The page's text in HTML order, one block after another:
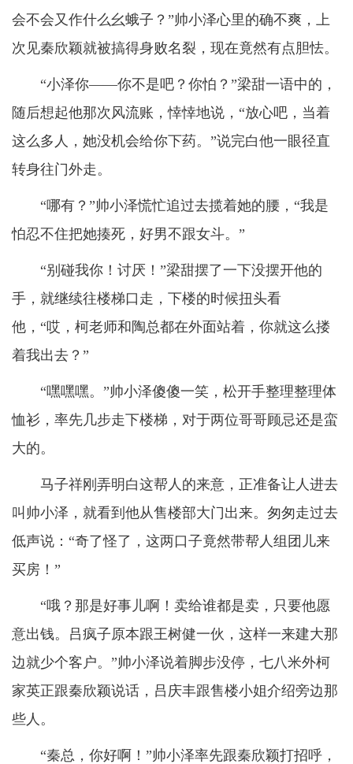
会不会又作什么幺蛾子？”帅小泽心里的确不爽，上
次见秦欣颖就被搞得身败名裂，现在竟然有点胆怯。
“小泽你——你不是吧？你怕？”梁甜一语中的，
随后想起他那次风流账，悻悻地说，“放心吧，当着
这么多人，她没机会给你下药。”说完白他一眼径直
转身往门外走。
“哪有？”帅小泽慌忙追过去揽着她的腰，“我是
怕忍不住把她揍死，好男不跟女斗。”
“别碰我你！讨厌！”梁甜摆了一下没摆开他的
手，就继续往楼梯口走，下楼的时候扭头看
他，“哎，柯老师和陶总都在外面站着，你就这么搂
着我出去？”
“嘿嘿嘿。”帅小泽傻傻一笑，松开手整理整理体
恤衫，率先几步走下楼梯，对于两位哥哥顾忌还是蛮
大的。
马子祥刚弄明白这帮人的来意，正准备让人进去
叫帅小泽，就看到他从售楼部大门出来。匆匆走过去
低声说：“奇了怪了，这两口子竟然带帮人组团儿来
买房！”
“哦？那是好事儿啊！卖给谁都是卖，只要他愿
意出钱。吕疯子原本跟王树健一伙，这样一来建大那
边就少个客户。”帅小泽说着脚步没停，七八米外柯
家英正跟秦欣颖说话，吕庆丰跟售楼小姐介绍旁边那
些人。
“秦总，你好啊！”帅小泽率先跟秦欣颖打招呼，